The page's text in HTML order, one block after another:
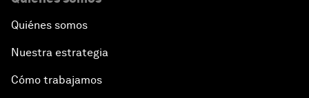
Quiénes somos
Nuestra estrategia
Cómo trabajamos